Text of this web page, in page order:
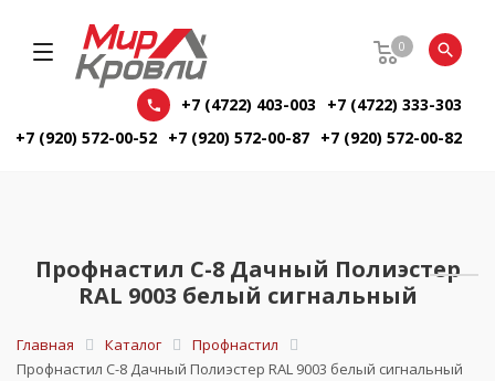
0
+7 (4722) 403-003
+7 (4722) 333-303
+7 (920) 572-00-52 +7 (920) 572-00-87 +7 (920) 572-00-82
Профнастил С-8 Дачный Полиэстер
RAL 9003 белый сигнальный
Главная Каталог
Профнастил
Профнастил С-8 Дачный Полиэстер RAL 9003 белый сигнальный